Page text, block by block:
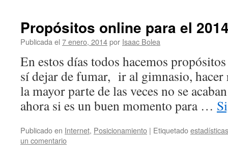
Propósitos online para el
Publicada el 7 enero, 2014por Isaac Bolea
En estos días todos hacemos
sí dejar de fumar, ir al gimnasio,
la mayor parte de las veces no se
ahora si es un buen momento para …
Publicado en Internet, Posicionamiento | Etiquetadoestadísticas
un comentario